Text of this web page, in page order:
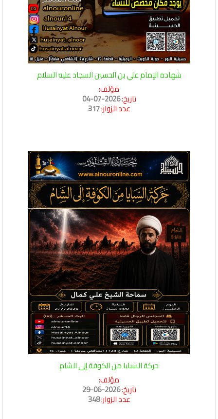
شهادة الإمام علي بن الحسين السجاد عليه السلام
مؤلف:
تاريخ:2026-07-04
عدد الزوار:317
حركة السبايا من الكوفة إلى الشام
مؤلف:
تاريخ:2026-06-29
عدد الزوار:348